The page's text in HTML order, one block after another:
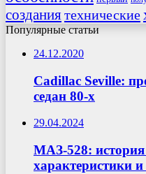
созданиятехнические
Популярные статьи
24.12.2020
Cadillac Seville:
седан 80-х
29.04.2024
МАЗ-528: история
характеристики